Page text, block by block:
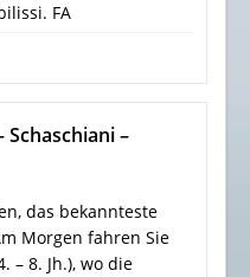
FA
Schaschiani –
das bekannteste
Morgen fahren Sie
– 8. Jh.), wo die